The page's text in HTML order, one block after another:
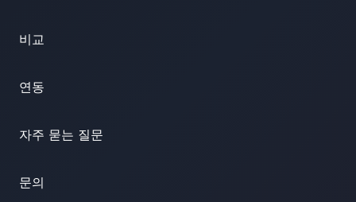
비교
연동
자주 묻는 질문
문의